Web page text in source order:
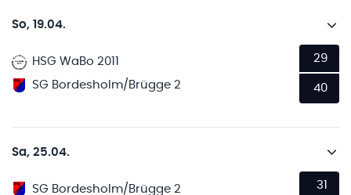
So, 19.04.
HSG WaBo 2011
SG Bordesholm/Brügge 2
29
40
Sa, 25.04.
SG Bordesholm/Brügge 2
31